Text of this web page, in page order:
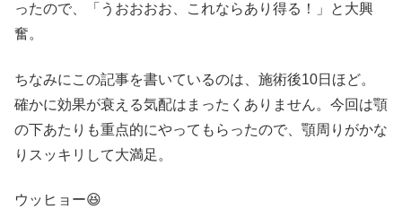
ったので、「うおおおお、これならあり得る！」と大興
奮。
ちなみにこの記事を書いているのは、施術後10日ほど。
確かに効果が衰える気配はまったくありません。今回は顎
の下あたりも重点的にやってもらったので、顎周りがかな
りスッキリして大満足。
ウッヒョー😆